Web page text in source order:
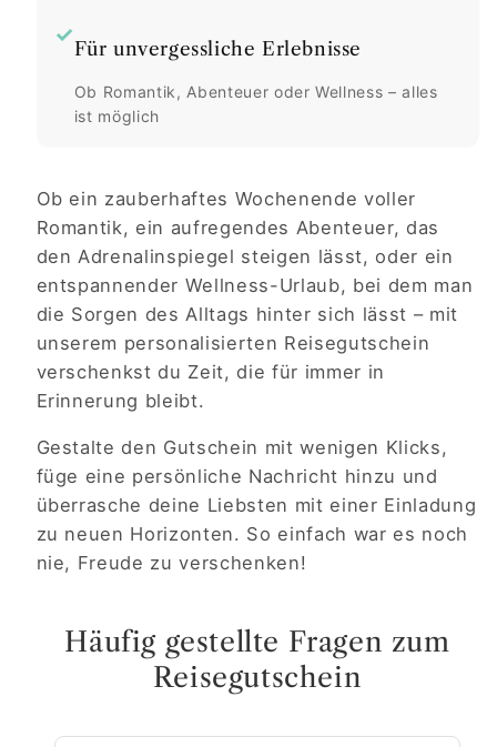
✓
Für unvergessliche Erlebnisse
Ob Romantik, Abenteuer oder Wellness – alles
ist möglich
Ob ein zauberhaftes Wochenende voller
Romantik, ein aufregendes Abenteuer, das
den Adrenalinspiegel steigen lässt, oder ein
entspannender Wellness-Urlaub, bei dem man
die Sorgen des Alltags hinter sich lässt – mit
unserem personalisierten Reisegutschein
verschenkst du Zeit, die für immer in
Erinnerung bleibt.
Gestalte den Gutschein mit wenigen Klicks,
füge eine persönliche Nachricht hinzu und
überrasche deine Liebsten mit einer Einladung
zu neuen Horizonten. So einfach war es noch
nie, Freude zu verschenken!
Häufig gestellte Fragen zum
Reisegutschein